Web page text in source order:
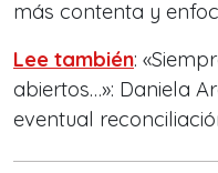
más contenta y
Lee también:
abiertos…»: Daniela
eventual